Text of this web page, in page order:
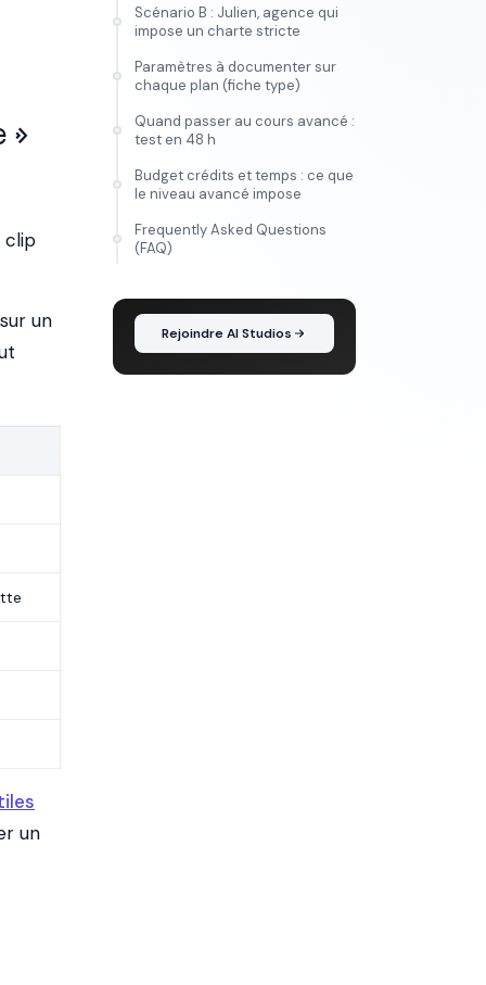
»
clip
sur un
un
Scénario B : Julien, agence qui
impose un charte stricte
Paramètres à documenter sur
chaque plan (fiche type)
Quand passer au cours avancé :
test en 48 h
Budget crédits et temps : ce que
le niveau avancé impose
Frequently Asked Questions
(FAQ)
FORMATION
Rejoindre AI Studios